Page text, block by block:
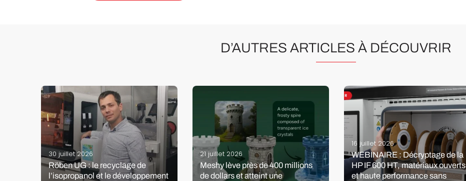
D’AUTRES ARTICLES À DÉCOUVRIR
30 juillet 2026
Röben UG : le recyclage de
l’isopropanol et le développement
21 juillet 2026
Meshy lève près de 400 millions
de dollars et atteint une
16 juillet 2026
WEBINAIRE : Décryptage de la
HP IF 600 HT, matériaux ouverts
et haute performance sans